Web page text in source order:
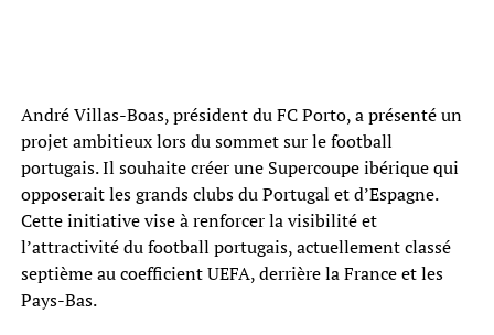
André Villas-Boas, président du FC Porto, a présenté un
projet ambitieux lors du sommet sur le football
portugais. Il souhaite créer une Supercoupe ibérique qui
opposerait les grands clubs du Portugal et d’Espagne.
Cette initiative vise à renforcer la visibilité et
l’attractivité du football portugais, actuellement classé
septième au coefficient UEFA, derrière la France et les
Pays-Bas.